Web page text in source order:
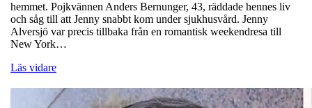
hemmet. Pojkvännen Anders Bernunger, 43, räddade hennes liv
och såg till att Jenny snabbt kom under sjukhusvård. Jenny
Alversjö var precis tillbaka från en romantisk weekendresa till
New York…
Läs vidare